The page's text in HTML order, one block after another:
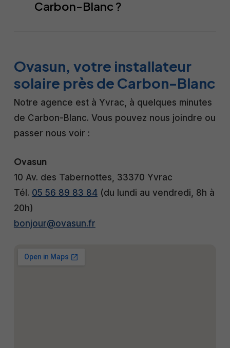
Nous diagnostiquons l’origine sur
Carbon-Blanc ?
et 13 à 14 panneaux pour 6 kWc, la
puissance la plus courante. Le
nombre exact dépend de votre
consommation et de la surface de
toiture, que nous évaluons lors de
Ovasun, votre installateur
solaire près de Carbon-Blanc
Notre agence est à Yvrac, à quelques minutes
de Carbon-Blanc. Vous pouvez nous joindre ou
passer nous voir :
Ovasun
10 Av. des Tabernottes, 33370 Yvrac
Tél. 05 56 89 83 84(du lundi au vendredi, 8h à
20h)
bonjour@ovasun.fr